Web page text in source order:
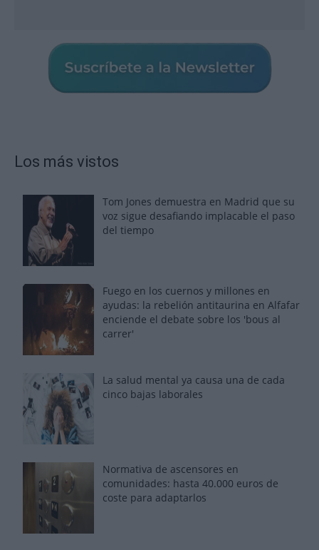
Los más vistos
Tom Jones demuestra en Madrid que su
voz sigue desafiando implacable el paso
del tiempo
Fuego en los cuernos y millones en
ayudas: la rebelión antitaurina en Alfafar
enciende el debate sobre los 'bous al
carrer'
La salud mental ya causa una de cada
cinco bajas laborales
Normativa de ascensores en
comunidades: hasta 40.000 euros de
coste para adaptarlos